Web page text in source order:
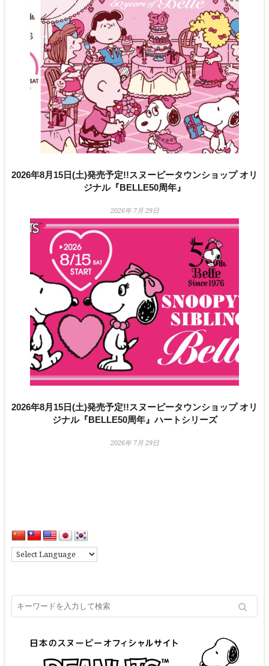
2026年8月15日(土)発売予定!!スヌーピータウンショップ オリ
ジナル『BELLE50周年』
2026年 7月 29日
2026年8月15日(土)発売予定!!スヌーピータウンショップ オリ
ジナル『BELLE50周年』ハートシリーズ
2026年 7月 29日